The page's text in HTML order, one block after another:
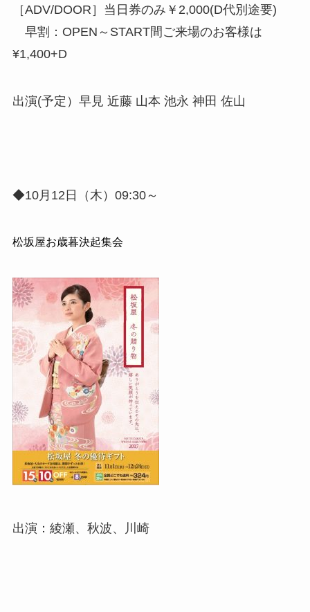
［ADV/DOOR］当日券のみ￥2,000(D代別途要)
早割：OPEN～START間ご来場のお客様は
¥1,400+D
出演(予定）早見 近藤 山本 池永 神田 佐山
◆10月12日（木）09:30～
松坂屋お歳暮決起集会
出演：綾瀬、秋波、川崎